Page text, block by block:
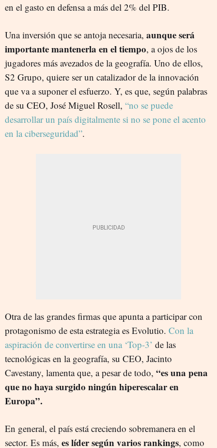
en el gasto en defensa a más del 2% del PIB.
Una inversión que se antoja necesaria, aunque será
importante mantenerla en el tiempo, a ojos de los
jugadores más avezados de la geografía. Uno de ellos,
S2 Grupo, quiere ser un catalizador de la innovación
que va a suponer el esfuerzo. Y, es que, según palabras
de su CEO, José Miguel Rosell, “no se puede
desarrollar un país digitalmente si no se pone el acento
en la ciberseguridad”.
Otra de las grandes firmas que apunta a participar con
protagonismo de esta estrategia es Evolutio. Con la
aspiración de convertirse en una ‘Top-3’ de las
tecnológicas en la geografía, su CEO, Jacinto
Cavestany, lamenta que, a pesar de todo, “es una pena
que no haya surgido ningún hiperescalar en
Europa”.
En general, el país está creciendo sobremanera en el
sector. Es más, es líder según varios rankings, como